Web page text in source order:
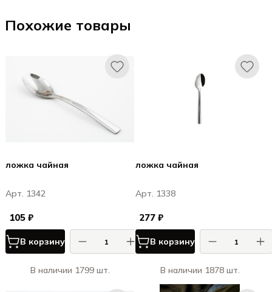
Похожие товары
ложка чайная
Арт. 1342
105 ₽
В корзину
В наличии 1799 шт.
ложка чайная
Арт. 1338
277 ₽
В корзину
В наличии 1878 шт.